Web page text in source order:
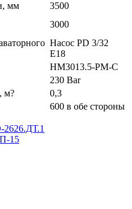
мм
3500
3000
Насос PD 3/32
E18
HM3013.5-PM-C
230 Bar
м?
0,3
600 в обе стороны
2626.ДТ.1
15